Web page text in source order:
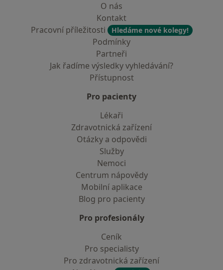
O nás
Kontakt
Pracovní příležitosti
Hledáme nové kolegy!
Podmínky
Partneři
Jak řadíme výsledky vyhledávání?
Přístupnost
Pro pacienty
Lékaři
Zdravotnická zařízení
Otázky a odpovědi
Služby
Nemoci
Centrum nápovědy
Mobilní aplikace
Blog pro pacienty
Pro profesionály
Ceník
Pro specialisty
Pro zdravotnická zařízení